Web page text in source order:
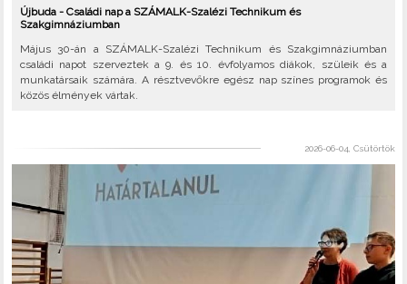
Újbuda - Családi nap a SZÁMALK-Szalézi Technikum és
Szakgimnáziumban
Május 30-án a SZÁMALK-Szalézi Technikum és Szakgimnáziumban
családi napot szerveztek a 9. és 10. évfolyamos diákok, szüleik és a
munkatársaik számára. A résztvevőkre egész nap színes programok és
közös élmények vártak.
2026-06-04, Csütörtök